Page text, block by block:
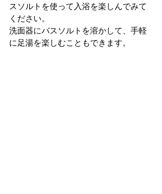
スソルトを使って入浴を楽しんでみて
ください。
洗面器にバスソルトを溶かして、手軽
に足湯を楽しむこともできます。